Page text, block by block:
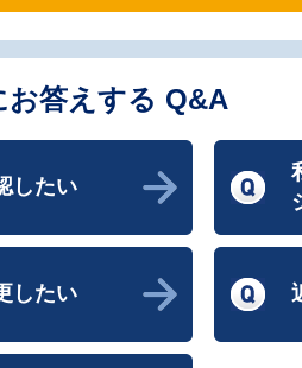
お答えする Q&A
したい
したい